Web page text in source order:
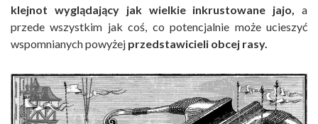
klejnot wyglądający jak wielkie inkrustowane jajo,
a
przede wszystkim jak coś, co potencjalnie może ucieszyć
wspomnianych powyżej przedstawicieli obcej rasy.